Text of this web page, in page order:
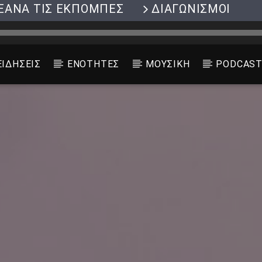
ΤΙΣ ΕΚΠΟΜΠΕΣ ΔΙΑΓΩΝΙΣΜΟΙ
ΕΝΟΤΗΤΕΣ ΜΟΥΣΙΚΗ